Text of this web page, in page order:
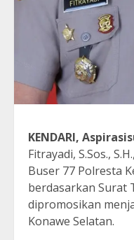
KENDARI,
Fitrayadi, S.Sos.,
Buser 77 Polresta
berdasarkan Surat
dipromosikan
Konawe Selatan.